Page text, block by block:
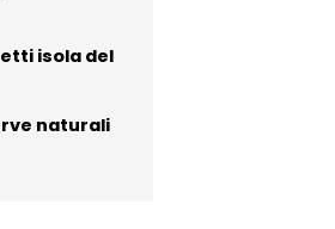
isola del
naturali